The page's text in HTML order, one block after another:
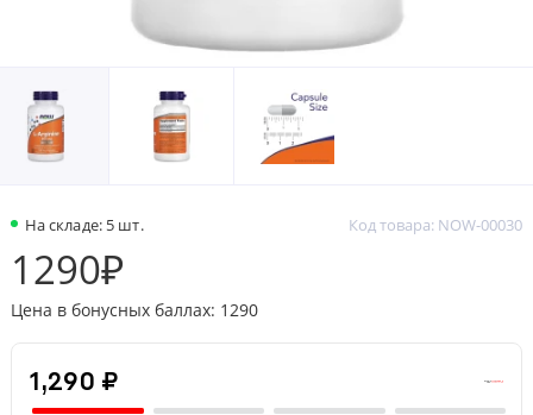
На складе: 5 шт. Код товара: NOW-00030
1290₽
Цена в бонусных баллах: 1290
1,290 ₽